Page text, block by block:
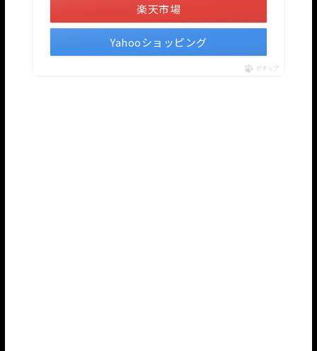
楽天市場
Yahooショッピング
ポチップ